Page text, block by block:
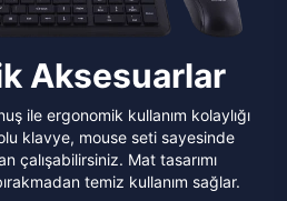
Aksesuarlar
ile ergonomik kullanım kolaylığı
klavye, mouse seti sayesinde
çalışabilirsiniz. Mat tasarımı
temiz kullanım sağlar.